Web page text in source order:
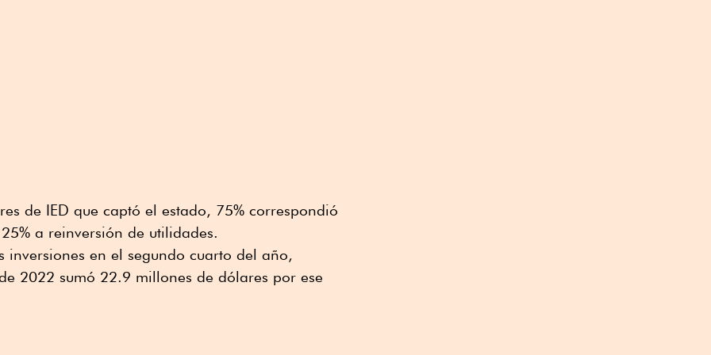
de IED que captó el estado, 75% correspondió
a reinversión de utilidades.
inversiones en el segundo cuarto del año,
2022 sumó 22.9 millones de dólares por ese